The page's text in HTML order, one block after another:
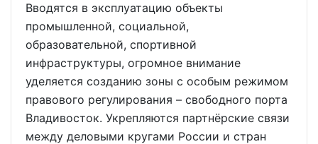
Вводятся в эксплуатацию объекты
промышленной, социальной,
образовательной, спортивной
инфраструктуры, огромное внимание
уделяется созданию зоны с особым режимом
правового регулирования – свободного порта
Владивосток. Укрепляются партнёрские связи
между деловыми кругами России и стран